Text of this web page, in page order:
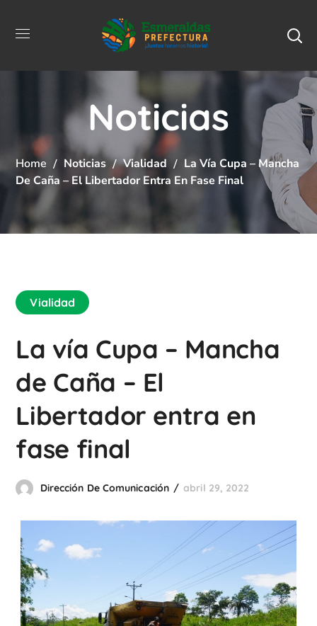
Noticias
Home Noticias Vialidad
La Vía Cupa – Mancha
De Caña – El Libertador Entra En Fase Final
Vialidad
La vía Cupa – Mancha
de Caña – El
Libertador entra en
fase final
Dirección De Comunicación abril 29, 2022